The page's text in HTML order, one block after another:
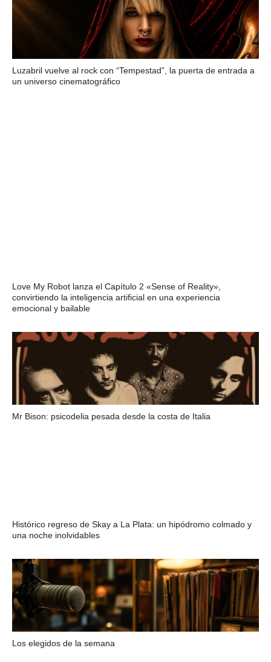
Luzabril vuelve al rock con “Tempestad”, la puerta de entrada a
un universo cinematográfico
Love My Robot lanza el Capítulo 2 «Sense of Reality»,
convirtiendo la inteligencia artificial en una experiencia
emocional y bailable
Mr Bison: psicodelia pesada desde la costa de Italia
Histórico regreso de Skay a La Plata: un hipódromo colmado y
una noche inolvidables
Los elegidos de la semana